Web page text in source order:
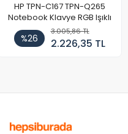
HP TPN-C167 TPN-Q265
Notebook Klavye RGB Işıklı
%26
3.005,86 TL
2.226,35 TL